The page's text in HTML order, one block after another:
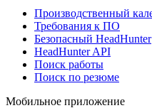
Производственный
Требования к ПО
Безопасный HeadHunter
HeadHunter API
Поиск работы
Поиск по резюме
Мобильное приложение